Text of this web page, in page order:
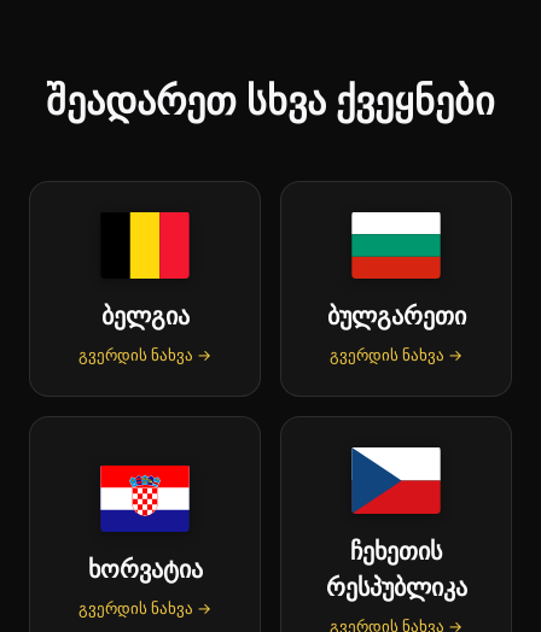
შეადარეთ სხვა ქვეყნები
ბელგია
გვერდის ნახვა →
ბულგარეთი
გვერდის ნახვა →
ხორვატია
გვერდის ნახვა →
ჩეხეთის
რესპუბლიკა
გვერდის ნახვა →